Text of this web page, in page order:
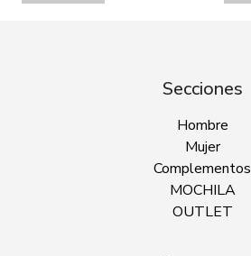
Secciones
Hombre
Mujer
Complementos
MOCHILA
OUTLET